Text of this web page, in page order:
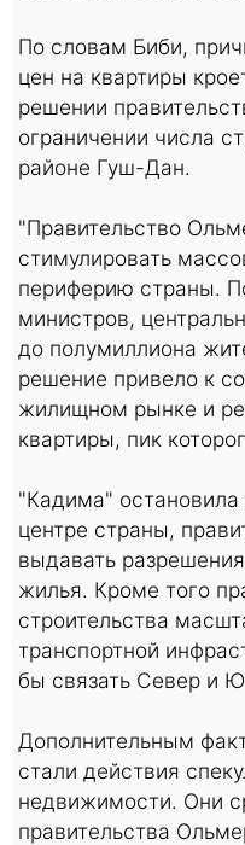
По словам Биби,
цен на квартиры
решении
ограничении числа
районе Гуш-Дан.
"Правительство
стимулировать
периферию страны.
министров,
до полумиллиона
решение привело к
жилищном рынке и
квартиры, пик
"Кадима" остановила
центре страны,
выдавать
жилья. Кроме того
строительства
транспортной
бы связать Север и
Дополнительным
стали действия
недвижимости. Они
правительства